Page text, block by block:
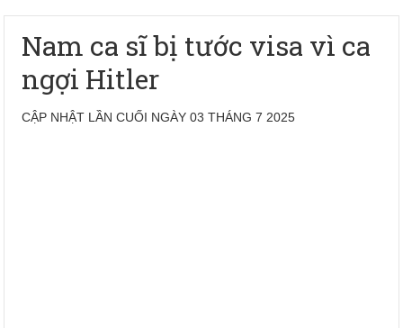
Nam ca sĩ bị tước visa vì ca
ngợi Hitler
CẬP NHẬT LẦN CUỐI NGÀY 03 THÁNG 7 2025